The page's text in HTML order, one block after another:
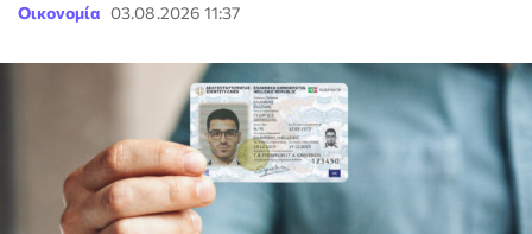
Οικονομία 03.08.2026 11:37